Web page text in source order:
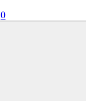
0